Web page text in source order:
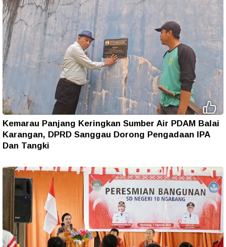
Kemarau Panjang Keringkan Sumber Air PDAM Balai
Karangan, DPRD Sanggau Dorong Pengadaan IPA
Dan Tangki